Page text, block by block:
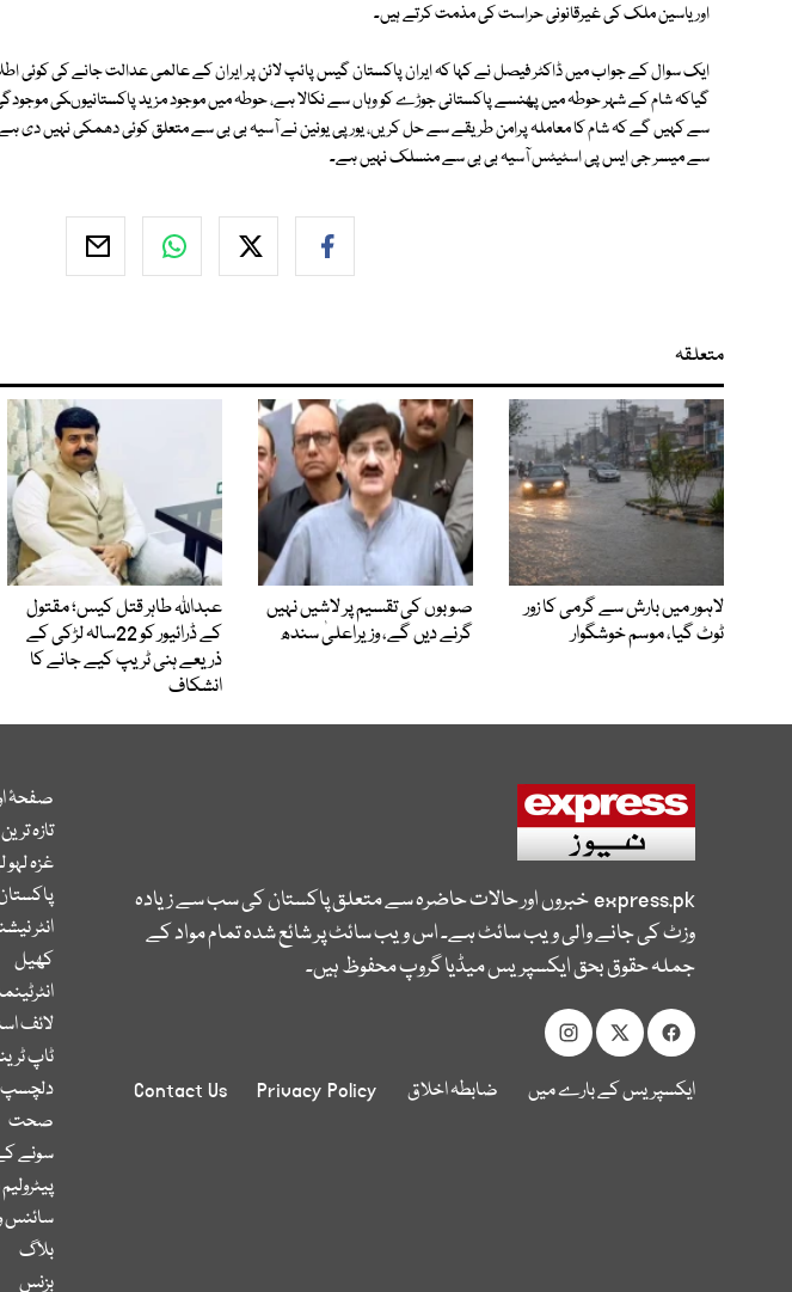
اور یاسین ملک کی غیرقانونی حراست کی مذمت کرتے ہیں۔
ایک سوال کے جواب میں ڈاکٹر فیصل نے کہا کہ ایران پاکستان گیس پائپ لائن پر ایران کے عالمی عدالت جانے کی کوئی
گیاکہ شام کے شہر حوطہ میں پھنسے پاکستانی جوڑے کو وہاں سے نکالا ہے، حوطہ میں موجود مزید پاکستانیوںکی موجودگی
سے کہیں گے کہ شام کا معاملہ پرامن طریقے سے حل کریں، یورپی یونین نے آسیہ بی بی سے متعلق کوئی دھمکی نہیں دی ہے
سے میسر جی ایس پی اسٹیٹس آسیہ بی بی سے منسلک نہیں ہے۔
متعلقہ
لاہور میں بارش سے گرمی کا زور
ٹوٹ گیا، موسم خوشگوار
صوبوں کی تقسیم پر لاشیں نہیں
گرنے دیں گے، وزیراعلیٰ سندھ
عبداللہ طاہر قتل کیس؛ مقتول
کے ڈرائیور کو 22سالہ لڑکی کے
ذریعے ہنی ٹریپ کیے جانے کا
انشکاف
express.pkخبروں اور حالات حاضرہ سے متعلق پاکستان کی سب سے زیادہ
وزٹ کی جانے والی ویب سائٹ ہے۔ اس ویب سائٹ پر شائع شدہ تمام مواد کے
جملہ حقوق بحق ایکسپریس میڈیا گروپ محفوظ ہیں۔
ایکسپریس کے بارے میں ضابطہ اخلاق Privacy Policy
Contact Us
صفحۂ
تازہ ترین
غزہ لہو
انٹر
کھیل
لائف
ٹاپ
صحت
سونے
سائنس
بلاگ
بزنس